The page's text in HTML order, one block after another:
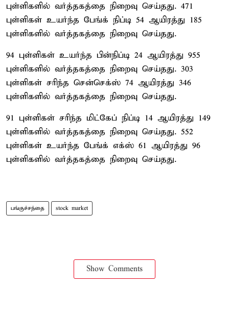
புள்ளிகளில் வர்த்தகத்தை நிறைவு செய்தது. 471
புள்ளிகள் உயர்ந்த பேங்க் நிப்டி 54 ஆயிரத்து 185
புள்ளிகளில் வர்த்தகத்தை நிறைவு செய்தது.
94 புள்ளிகள் உயர்ந்த பின்நிப்டி 24 ஆயிரத்து 955
புள்ளிகளில் வர்த்தகத்தை நிறைவு செய்தது. 303
புள்ளிகள் சரிந்த சென்செக்ஸ் 74 ஆயிரத்து 346
புள்ளிகளில் வர்த்தகத்தை நிறைவு செய்தது.
91 புள்ளிகள் சரிந்த மிட்கேப் நிப்டி 14 ஆயிரத்து 149
புள்ளிகளில் வர்த்தகத்தை நிறைவு செய்தது. 552
புள்ளிகள் உயர்ந்த பேங்க் எக்ஸ் 61 ஆயிரத்து 96
புள்ளிகளில் வர்த்தகத்தை நிறைவு செய்தது.
பங்குச்சந்தை stock market
Show Comments